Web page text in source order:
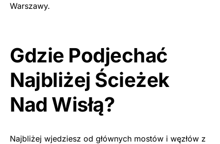
Warszawy.
Gdzie Podjechać
Najbliżej Ścieżek
Nad Wisłą?
Najbliżej wjedziesz od głównych mostów i węzłów z